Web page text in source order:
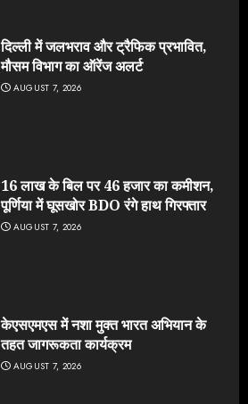
दिल्ली में जलभराव और ट्रैफिक प्रभावित,
मौसम विभाग का ऑरेंज अलर्ट
AUGUST 7, 2026
16 लाख के बिल पर 46 हजार का कमीशन,
पूर्णिया में घूसखोर BDO रंगे हाथ गिरफ्तार
AUGUST 7, 2026
केएसएमएस में नशा मुक्त भारत अभियान के
तहत जागरूकता कार्यक्रम
AUGUST 7, 2026